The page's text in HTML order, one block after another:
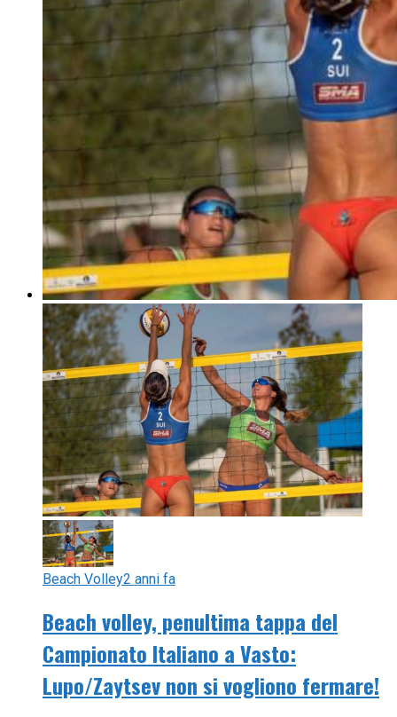
Beach Volley2 anni fa
Beach volley, penultima tappa del
Campionato Italiano a Vasto:
Lupo/Zaytsev non si vogliono fermare!